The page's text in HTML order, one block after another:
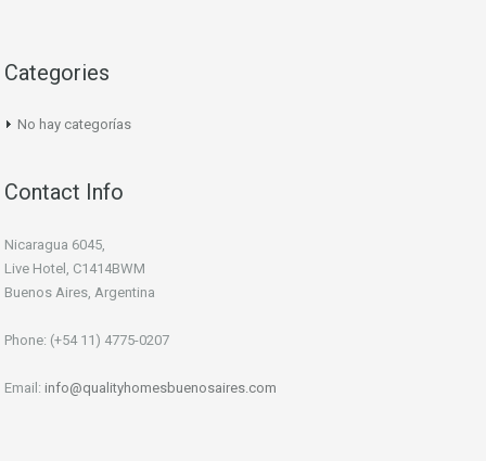
Categories
No hay categorías
Contact Info
Nicaragua 6045,
Live Hotel, C1414BWM
Buenos Aires, Argentina
Phone: (+54 11) 4775-0207
Email: info@qualityhomesbuenosaires.com